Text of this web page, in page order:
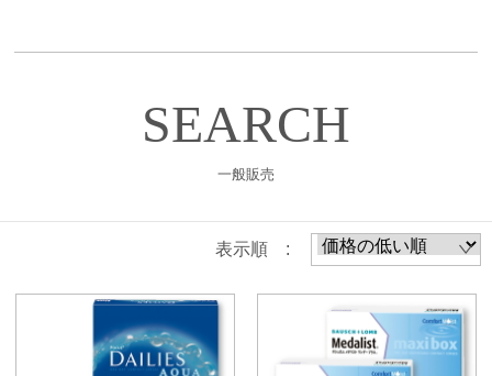
SEARCH
一般販売
表示順 :